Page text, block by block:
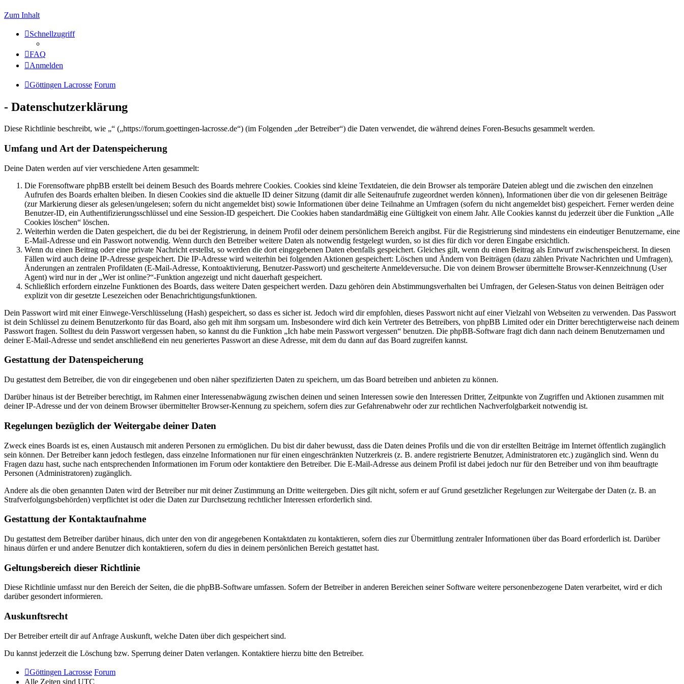
Zum Inhalt
Schnellzugriff
FAQ
Anmelden
Göttingen Lacrosse Forum
- Datenschutzerklärung
Diese Richtlinie beschreibt, wie „“ („https://forum.goettingen-lacrosse.de“) (im Folgenden „der Betreiber“) die Daten verwendet, die während deines Foren-Besuchs gesammelt werden.
Umfang und Art der Datenspeicherung
Deine Daten werden auf vier verschiedene Arten gesammelt:
Die Forensoftware phpBB erstellt bei deinem Besuch des Boards mehrere Cookies. Cookies sind kleine Textdateien, die dein Browser als temporäre Dateien ablegt und die zwischen den einzelnen
Aufrufen des Boards erhalten bleiben. In diesen Cookies sind die aktuelle ID deiner Sitzung (damit dir alle Seitenaufrufe zugeordnet werden können), Informationen über die von dir gelesenen Beiträge
(zur Markierung dieser als gelesen/ungelesen; sofern du nicht angemeldet bist) sowie Informationen über deine Teilnahme an Umfragen (sofern du nicht angemeldet bist) gespeichert. Ferner werden deine
Benutzer-ID, ein Authentifizierungsschlüssel und eine Session-ID gespeichert. Die Cookies haben standardmäßig eine Gültigkeit von einem Jahr. Alle Cookies kannst du jederzeit über die Funktion „Alle
Cookies löschen“ löschen.
Weiterhin werden die Daten gespeichert, die du bei der Registrierung, in deinem Profil oder deinem persönlichem Bereich angibst. Für die Registrierung sind mindestens ein eindeutiger Benutzername, eine
E-Mail-Adresse und ein Passwort notwendig. Wenn durch den Betreiber weitere Daten als notwendig festgelegt wurden, so ist dies für dich vor deren Eingabe ersichtlich.
Wenn du einen Beitrag oder eine private Nachricht erstellst, so werden die dort eingegebenen Daten ebenfalls gespeichert. Gleiches gilt, wenn du einen Beitrag als Entwurf zwischenspeicherst. In diesen
Fällen wird auch deine IP-Adresse gespeichert. Die IP-Adresse wird weiterhin bei folgenden Aktionen gespeichert: Löschen und Ändern von Beiträgen (dazu zählen Private Nachrichten und Umfragen),
Änderungen an zentralen Profildaten (E-Mail-Adresse, Kontoaktivierung, Benutzer-Passwort) und gescheiterte Anmeldeversuche. Die von deinem Browser übermittelte Browser-Kennzeichnung (User
Agent) wird nur in der „Wer ist online?“-Funktion angezeigt und nicht dauerhaft gespeichert.
Schließlich erfordern einzelne Funktionen des Boards, dass weitere Daten gespeichert werden. Dazu gehören dein Abstimmungsverhalten bei Umfragen, der Gelesen-Status von deinen Beiträgen oder
explizit von dir gesetzte Lesezeichen oder Benachrichtigungsfunktionen.
Dein Passwort wird mit einer Einwege-Verschlüsselung (Hash) gespeichert, so dass es sicher ist. Jedoch wird dir empfohlen, dieses Passwort nicht auf einer Vielzahl von Webseiten zu verwenden. Das Passwort
ist dein Schlüssel zu deinem Benutzerkonto für das Board, also geh mit ihm sorgsam um. Insbesondere wird dich kein Vertreter des Betreibers, von phpBB Limited oder ein Dritter berechtigterweise nach deinem
Passwort fragen. Solltest du dein Passwort vergessen haben, so kannst du die Funktion „Ich habe mein Passwort vergessen“ benutzen. Die phpBB-Software fragt dich dann nach deinem Benutzernamen und
deiner E-Mail-Adresse und sendet anschließend ein neu generiertes Passwort an diese Adresse, mit dem du dann auf das Board zugreifen kannst.
Gestattung der Datenspeicherung
Du gestattest dem Betreiber, die von dir eingegebenen und oben näher spezifizierten Daten zu speichern, um das Board betreiben und anbieten zu können.
Darüber hinaus ist der Betreiber berechtigt, im Rahmen einer Interessenabwägung zwischen deinen und seinen Interessen sowie den Interessen Dritter, Zeitpunkte von Zugriffen und Aktionen zusammen mit
deiner IP-Adresse und der von deinem Browser übermittelter Browser-Kennung zu speichern, sofern dies zur Gefahrenabwehr oder zur rechtlichen Nachverfolgbarkeit notwendig ist.
Regelungen bezüglich der Weitergabe deiner Daten
Zweck eines Boards ist es, einen Austausch mit anderen Personen zu ermöglichen. Du bist dir daher bewusst, dass die Daten deines Profils und die von dir erstellten Beiträge im Internet öffentlich zugänglich
sein können. Der Betreiber kann jedoch festlegen, dass einzelne Informationen nur für einen eingeschränkten Nutzerkreis (z. B. andere registrierte Benutzer, Administratoren etc.) zugänglich sind. Wenn du
Fragen dazu hast, suche nach entsprechenden Informationen im Forum oder kontaktiere den Betreiber. Die E-Mail-Adresse aus deinem Profil ist dabei jedoch nur für den Betreiber und von ihm beauftragte
Personen (Administratoren) zugänglich.
Andere als die oben genannten Daten wird der Betreiber nur mit deiner Zustimmung an Dritte weitergeben. Dies gilt nicht, sofern er auf Grund gesetzlicher Regelungen zur Weitergabe der Daten (z. B. an
Strafverfolgungsbehörden) verpflichtet ist oder die Daten zur Durchsetzung rechtlicher Interessen erforderlich sind.
Gestattung der Kontaktaufnahme
Du gestattest dem Betreiber darüber hinaus, dich unter den von dir angegebenen Kontaktdaten zu kontaktieren, sofern dies zur Übermittlung zentraler Informationen über das Board erforderlich ist. Darüber
hinaus dürfen er und andere Benutzer dich kontaktieren, sofern du dies in deinem persönlichen Bereich gestattet hast.
Geltungsbereich dieser Richtlinie
Diese Richtlinie umfasst nur den Bereich der Seiten, die die phpBB-Software umfassen. Sofern der Betreiber in anderen Bereichen seiner Software weitere personenbezogene Daten verarbeitet, wird er dich
darüber gesondert informieren.
Auskunftsrecht
Der Betreiber erteilt dir auf Anfrage Auskunft, welche Daten über dich gespeichert sind.
Du kannst jederzeit die Löschung bzw. Sperrung deiner Daten verlangen. Kontaktiere hierzu bitte den Betreiber.
Göttingen Lacrosse Forum
Alle Zeiten sind UTC